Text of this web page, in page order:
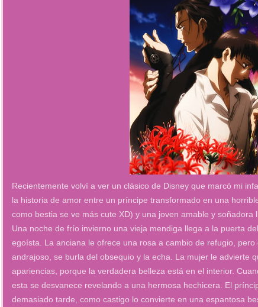
Recientemente volví a ver un clásico de Disney que marcó mi
la historia de amor entre un príncipe transformado en una
como bestia se ve más cute XD) y una joven amable y soñadora
Una noche de frío invierno una vieja mendiga llega a la puerta
egoísta. La anciana le ofrece una rosa a cambio de refugio,
andrajoso, se burla del obsequio y la echa. La mujer le advierte
apariencias, porque la verdadera belleza está en el interior.
esta se desvanece revelando a una hermosa hechicera. El
demasiado tarde, como castigo lo convierte en una espantosa